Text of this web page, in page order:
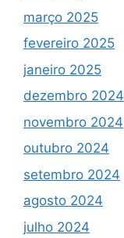
março 2025
fevereiro 2025
janeiro 2025
dezembro 2024
novembro 2024
outubro 2024
setembro 2024
agosto 2024
julho 2024